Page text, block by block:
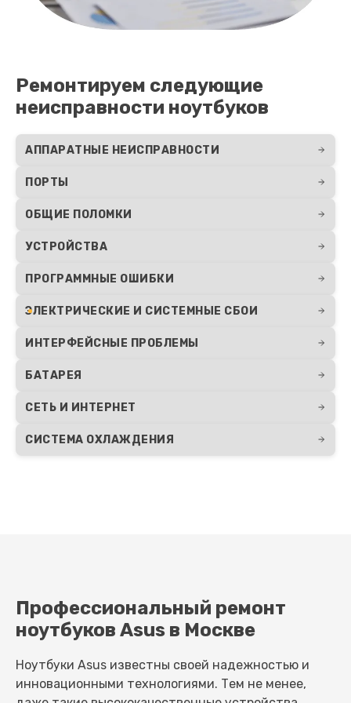
990 руб.
Заказать
Ремонтируем следующие
неисправности ноутбуков
АППАРАТНЫЕ НЕИСПРАВНОСТИ
ПОРТЫ
ОБЩИЕ ПОЛОМКИ
УСТРОЙСТВА
ПРОГРАММНЫЕ ОШИБКИ
ЭЛЕКТРИЧЕСКИЕ И СИСТЕМНЫЕ СБОИ
ИНТЕРФЕЙСНЫЕ ПРОБЛЕМЫ
БАТАРЕЯ
СЕТЬ И ИНТЕРНЕТ
СИСТЕМА ОХЛАЖДЕНИЯ
Профессиональный ремонт
ноутбуков Asus в Москве
Ноутбуки Asus известны своей надежностью и
инновационными технологиями. Тем не менее,